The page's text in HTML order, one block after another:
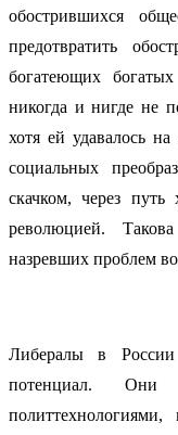
обострившихся
предотвратить
богатеющих
никогда и нигде не
хотя ей удавалось
социальных
скачком, через
революцией.
назревших проблем
Либералы в
потенциал. Они